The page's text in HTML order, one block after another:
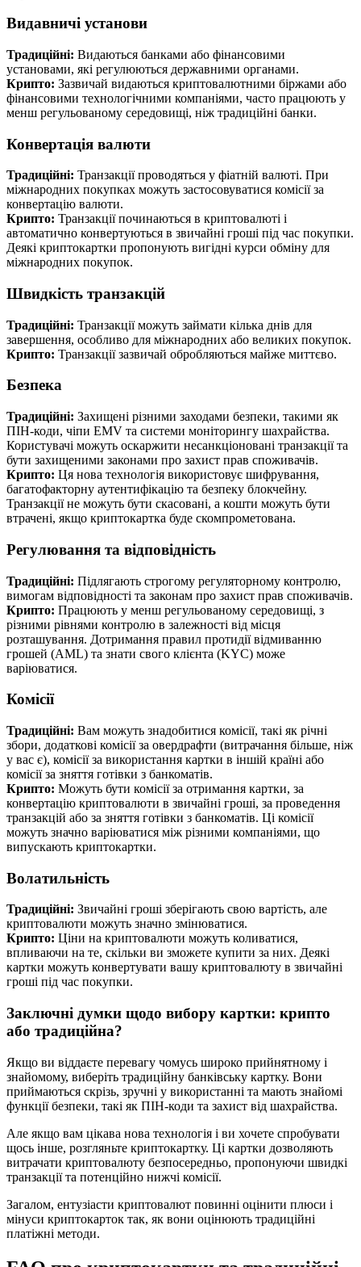
Видавничі установи
Традиційні: Видаються банками або фінансовими
установами, які регулюються державними органами.
Крипто: Зазвичай видаються криптовалютними біржами або
фінансовими технологічними компаніями, часто працюють у
менш регульованому середовищі, ніж традиційні банки.
Конвертація валюти
Традиційні: Транзакції проводяться у фіатній валюті. При
міжнародних покупках можуть застосовуватися комісії за
конвертацію валюти.
Крипто: Транзакції починаються в криптовалюті і
автоматично конвертуються в звичайні гроші під час покупки.
Деякі криптокартки пропонують вигідні курси обміну для
міжнародних покупок.
Швидкість транзакцій
Традиційні: Транзакції можуть займати кілька днів для
завершення, особливо для міжнародних або великих покупок.
Крипто: Транзакції зазвичай обробляються майже миттєво.
Безпека
Традиційні: Захищені різними заходами безпеки, такими як
ПІН-коди, чіпи EMV та системи моніторингу шахрайства.
Користувачі можуть оскаржити несанкціоновані транзакції та
бути захищеними законами про захист прав споживачів.
Крипто: Ця нова технологія використовує шифрування,
багатофакторну аутентифікацію та безпеку блокчейну.
Транзакції не можуть бути скасовані, а кошти можуть бути
втрачені, якщо криптокартка буде скомпрометована.
Регулювання та відповідність
Традиційні: Підлягають строгому регуляторному контролю,
вимогам відповідності та законам про захист прав споживачів.
Крипто: Працюють у менш регульованому середовищі, з
різними рівнями контролю в залежності від місця
розташування. Дотримання правил протидії відмиванню
грошей (AML) та знати свого клієнта (KYC) може
варіюватися.
Комісії
Традиційні: Вам можуть знадобитися комісії, такі як річні
збори, додаткові комісії за овердрафти (витрачання більше, ніж
у вас є), комісії за використання картки в іншій країні або
комісії за зняття готівки з банкоматів.
Крипто: Можуть бути комісії за отримання картки, за
конвертацію криптовалюти в звичайні гроші, за проведення
транзакцій або за зняття готівки з банкоматів. Ці комісії
можуть значно варіюватися між різними компаніями, що
випускають криптокартки.
Волатильність
Традиційні: Звичайні гроші зберігають свою вартість, але
криптовалюти можуть значно змінюватися.
Крипто: Ціни на криптовалюти можуть коливатися,
впливаючи на те, скільки ви зможете купити за них. Деякі
картки можуть конвертувати вашу криптовалюту в звичайні
гроші під час покупки.
Заключні думки щодо вибору картки: крипто
або традиційна?
Якщо ви віддаєте перевагу чомусь широко прийнятному і
знайомому, виберіть традиційну банківську картку. Вони
приймаються скрізь, зручні у використанні та мають знайомі
функції безпеки, такі як ПІН-коди та захист від шахрайства.
Але якщо вам цікава нова технологія і ви хочете спробувати
щось інше, розгляньте криптокартку. Ці картки дозволяють
витрачати криптовалюту безпосередньо, пропонуючи швидкі
транзакції та потенційно нижчі комісії.
Загалом, ентузіасти криптовалют повинні оцінити плюси і
мінуси криптокарток так, як вони оцінюють традиційні
платіжні методи.